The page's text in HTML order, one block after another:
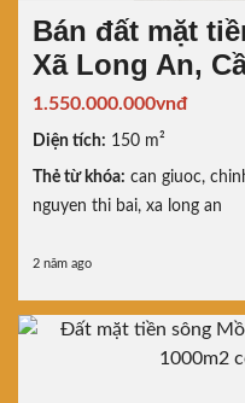
Bán đất mặt
Xã Long An,
1.550.000.000vnđ
Diện tích: 150 m²
Thẻ từ khóa: can giuoc,
nguyen thi bai, xa long an
2 năm ago